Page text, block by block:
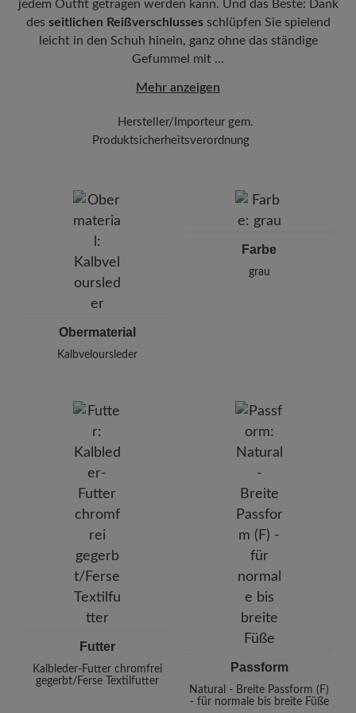
Funktionalität:Atmungsaktiv
dem ImprägniersprayCarbon Pro (400 ml).
Halten Sie einen Abstand von 20-30 cm und
besprühen Sie die Oberfläche gleichmäßig
jedem Outfit getragen werden kann. Und das Beste: Dank
des seitlichen Reißverschlussesschlüpfen Sie spielend
leicht in den Schuh hinein, ganz ohne das ständige
Gefummel mit …
Mehr anzeigen
Hersteller/Importeur gem.
Produktsicherheitsverordnung
Pleidelsheimer Str. 15/1, 74321 Bietigheim-Bissingen,
E-mail:
Telefon: 0800 51 65 65 56 (gebührenfrei)
Obermaterial
Kalbveloursleder
Farbe
grau
Futter
Kalbleder-Futter chromfrei
gegerbt/Ferse Textilfutter
Passform
Natural - Breite Passform (F)
- für normale bis breite Füße